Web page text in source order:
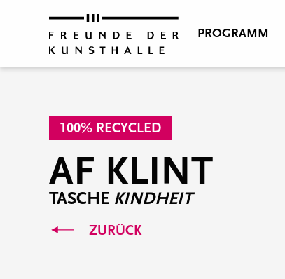
PROGRAMM
100% RECYCLED
AF KLINT
TASCHE KINDHEIT
ZURÜCK